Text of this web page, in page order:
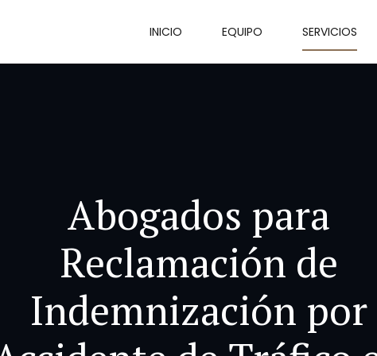
INICIO EQUIPO SERVICIOS
Abogados para
Reclamación de
Indemnización por